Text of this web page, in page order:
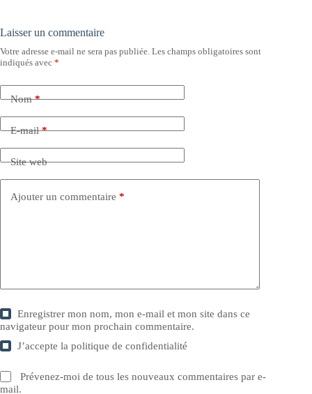
Laisser un commentaire
Votre adresse e-mail ne sera pas publiée. Les champs obligatoires sont
indiqués avec *
Nom*
E-mail*
Site web
Ajouter un commentaire *
Enregistrer mon nom, mon e-mail et mon site dans ce
navigateur pour mon prochain commentaire.
J’accepte lapolitique de confidentialité
Prévenez-moi de tous les nouveaux commentaires par e-
mail.